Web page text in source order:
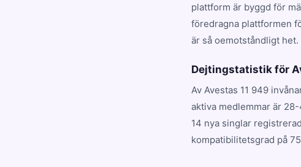
plattform är byggd för
föredragna plattformen
är så oemotståndligt het.
Dejtingstatistik för
Av Avestas 11 949
aktiva medlemmar är
14 nya singlar
kompatibilitetsgrad på